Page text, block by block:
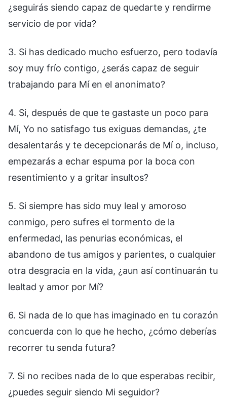
¿seguirás siendo capaz de quedarte y rendirme
servicio de por vida?
3. Si has dedicado mucho esfuerzo, pero todavía
soy muy frío contigo, ¿serás capaz de seguir
trabajando para Mí en el anonimato?
4. Si, después de que te gastaste un poco para
Mí, Yo no satisfago tus exiguas demandas, ¿te
desalentarás y te decepcionarás de Mí o, incluso,
empezarás a echar espuma por la boca con
resentimiento y a gritar insultos?
5. Si siempre has sido muy leal y amoroso
conmigo, pero sufres el tormento de la
enfermedad, las penurias económicas, el
abandono de tus amigos y parientes, o cualquier
otra desgracia en la vida, ¿aun así continuarán tu
lealtad y amor por Mí?
6. Si nada de lo que has imaginado en tu corazón
concuerda con lo que he hecho, ¿cómo deberías
recorrer tu senda futura?
7. Si no recibes nada de lo que esperabas recibir,
¿puedes seguir siendo Mi seguidor?